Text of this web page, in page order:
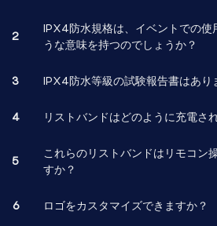
2
IPX4防水規格は、イベントでの使
うな意味を持つのでしょうか？
3 IPX4防水等級の試験報告書はあり
4 リストバンドはどのように充電さ
5
これらのリストバンドはリモコン
すか？
6 ロゴをカスタマイズできますか？